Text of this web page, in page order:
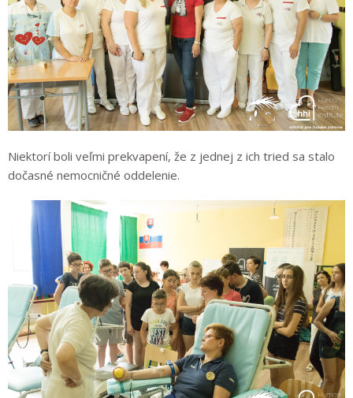
Niektorí boli veľmi prekvapení, že z jednej z ich tried sa stalo
dočasné nemocničné oddelenie.